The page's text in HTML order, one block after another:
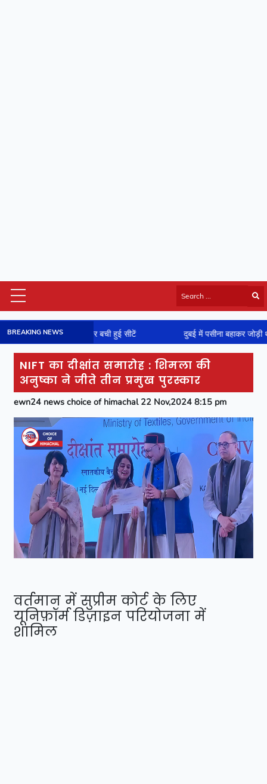
Himachal Latest
HP Board Results
National
Video
Viral News
Photos
Sports
Entertainment
Technology
Jobs/Career
BREAKING NEWS
पर बची हुई सीटें दुबई में पसीना बहाकर जोड़ी थी अढ़ाई करोड़ की
NIFT का दीक्षांत समारोह : शिमला की
अनुष्का ने जीते तीन प्रमुख पुरस्कार
ewn24 news choice of himachal 22 Nov,2024 8:15 pm
वर्तमान में सुप्रीम कोर्ट के लिए
यूनिफ़ॉर्म डिज़ाइन परियोजना में
शामिल